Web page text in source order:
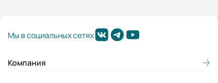
Мы в социальных сетях
Компания